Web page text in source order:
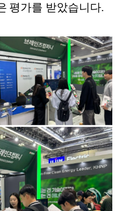
평가를 받았습니다.